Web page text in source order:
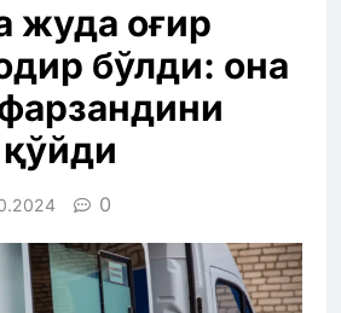
жуда оғир
бўлди: она
0